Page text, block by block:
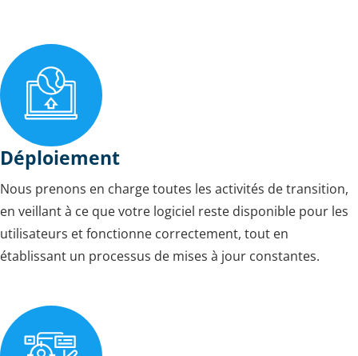
Déploiement
Nous prenons en charge toutes les activités de transition,
en veillant à ce que votre logiciel reste disponible pour les
utilisateurs et fonctionne correctement, tout en
établissant un processus de mises à jour constantes.